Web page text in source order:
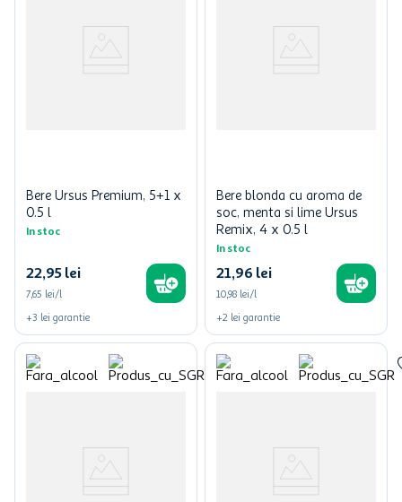
Bere Ursus Premium, 5+1 x
0.5 l
In stoc
22,95 lei
7,65 lei/l
+3 lei garantie
Bere blonda cu aroma de
soc, menta si lime Ursus
Remix, 4 x 0.5 l
In stoc
21,96 lei
10,98 lei/l
+2 lei garantie